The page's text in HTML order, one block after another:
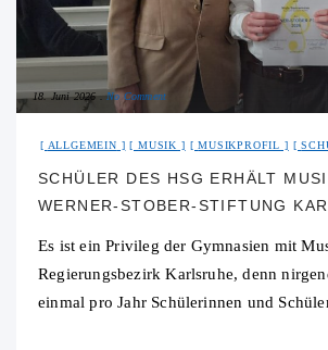
18. Juni 2026 No Comment
ALLGEMEIN MUSIK MUSIKPROFIL
SCHÜLER DES HSG ERHÄLT
WERNER-STOBER-STIFTUNG
Es ist ein Privileg der Gymnasien mit
Regierungsbezirk Karlsruhe, denn
einmal pro Jahr Schülerinnen und